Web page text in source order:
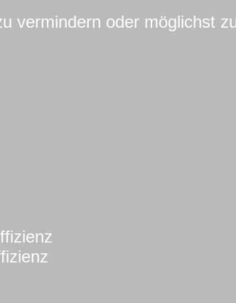
vermindern oder möglichst